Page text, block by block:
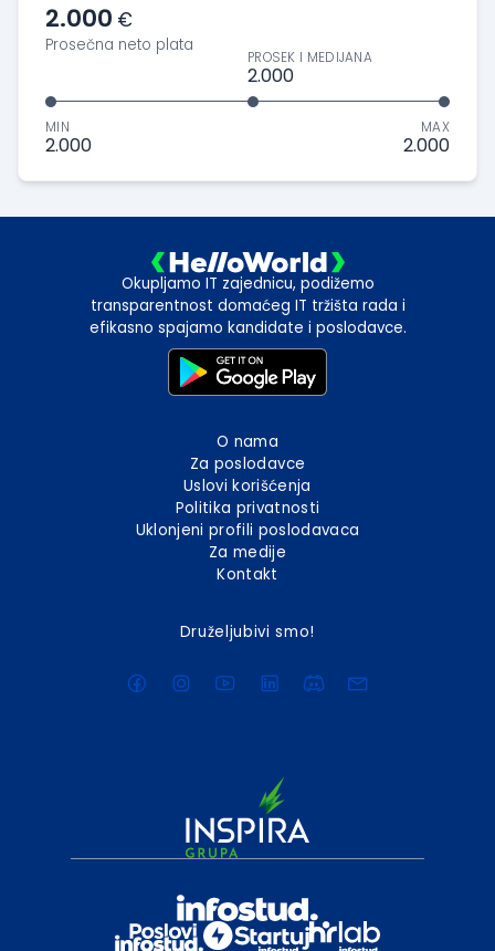
2.000 €
Prosečna neto plata
MIN
2.000
PROSEK I MEDIJANA
2.000
MAX
2.000
Okupljamo IT zajednicu, podižemo
transparentnost domaćeg IT tržišta rada i
efikasno spajamo kandidate i poslodavce.
O nama
Za poslodavce
Uslovi korišćenja
Politika privatnosti
Uklonjeni profili poslodavaca
Za medije
Kontakt
Druželjubivi smo!